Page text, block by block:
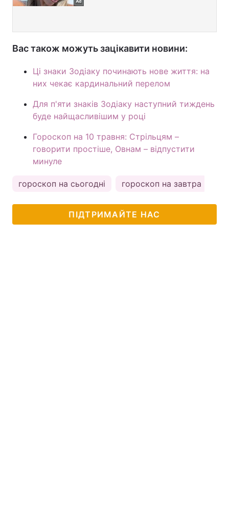
Вас також можуть зацікавити новини:
Ці знаки Зодіаку починають нове життя: на
них чекає кардинальний перелом
Для п'яти знаків Зодіаку наступний тиждень
буде найщасливішим у році
Гороскоп на 10 травня: Стрільцям –
говорити простіше, Овнам – відпустити
минуле
гороскоп на сьогодні гороскоп на завтра
ПІДТРИМАЙТЕ НАС